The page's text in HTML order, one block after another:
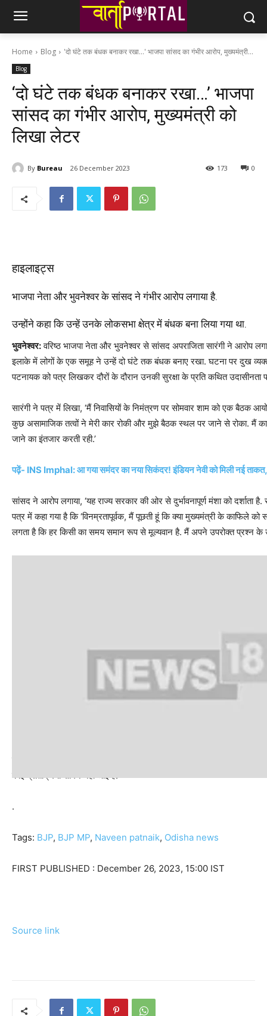
Home Blog 'दो घंटे तक बंधक बनाकर रखा...' भाजपा सांसद का गंभीर आरोप, मुख्यमंत्री...
Blog
‘दो घंटे तक बंधक बनाकर रखा…’ भाजपा
सांसद का गंभीर आरोप, मुख्यमंत्री को
लिखा लेटर
By Bureau 26 December 2023 0
173
हाइलाइट्स
भाजपा नेता और भुवनेश्वर के सांसद ने गंभीर आरोप लगाया है.
उन्होंने कहा कि उन्हें उनके लोकसभा क्षेत्र में बंधक बना लिया गया था.
भुवनेश्वर:वरिष्ठ भाजपा नेता और भुवनेश्वर से सांसद अपराजिता सारंगी ने आरोप
इलाके में लोगों के एक समूह ने उन्हें दो घंटे तक बंधक बनाए रखा. घटना पर दुख
पटनायक को पत्र लिखकर दौरों के दौरान उनकी सुरक्षा के प्रति कथित उदासीनता
सारंगी ने पत्र में लिखा, ‘मैं निवासियों के निमंत्रण पर सोमवार शाम को एक बैठक
कुछ असामाजिक तत्वों ने मेरी कार रोकी और मुझे बैठक स्थल पर जाने से रोका. मैं
जाने का इंतजार करती रही.’
पढ़ें- INS Imphal: आ गया समंदर का नया सिकंदर! इंडियन नेवी को मिली नई ताकत,
सांसद ने आरोप लगाया, ‘यह राज्य सरकार की ओर से दुर्भावनापूर्ण मंशा को दर्शाता
पत्र में कहा गया है कि ‘विनम्रतापूर्वक, मैं पूछती हूं कि क्या मुख्यमंत्री के काफिले
लगता है कि हर किसी का समय समान रूप से मूल्यवान है. मैं अपने उपरोक्त प्रश्न के
कोई प्रतिक्रिया सामने नहीं आई है.
.
Tags: BJP, BJP MP, Naveen patnaik, Odisha news
FIRST PUBLISHED : December 26, 2023, 15:00 IST
Source link